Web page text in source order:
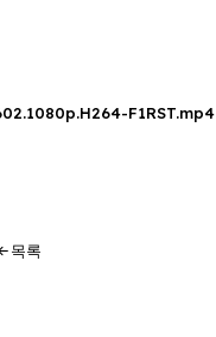
F1RST.mp4
목록